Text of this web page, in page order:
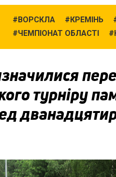
ВОРСКЛА КРЕМІНЬ
ЧЕМПІОНАТ ОБЛАСТІ
турніру